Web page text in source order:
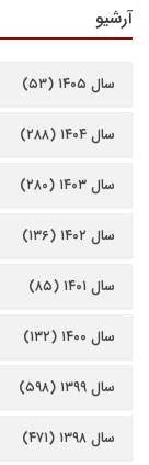
آرشیو
سال ۱۴۰۵ (۵۳)
سال ۱۴۰۴ (۲۸۸)
سال ۱۴۰۳ (۲۸۰)
سال ۱۴۰۲ (۱۳۶)
سال ۱۴۰۱ (۸۵)
سال ۱۴۰۰ (۱۳۲)
سال ۱۳۹۹ (۵۹۸)
سال ۱۳۹۸ (۴۷۱)